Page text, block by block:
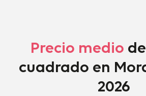
Precio medio
cuadrado en
2026